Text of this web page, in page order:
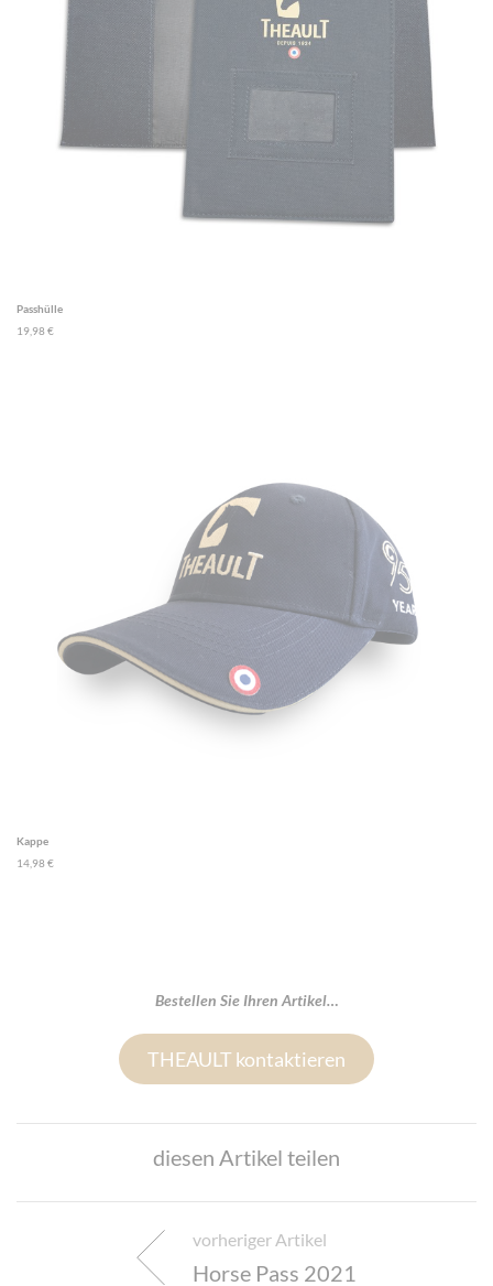
Passhülle
19,98 €
Kappe
14,98 €
Bestellen Sie Ihren Artikel…
THEAULT kontaktieren
diesen Artikel teilen
vorheriger Artikel
Horse Pass 2021